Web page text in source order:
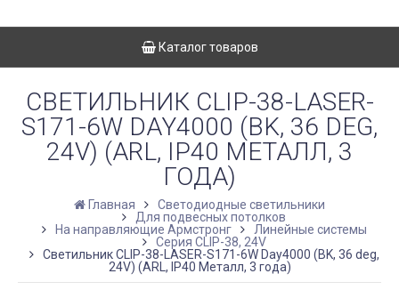
Каталог товаров
СВЕТИЛЬНИК CLIP-38-LASER-
S171-6W DAY4000 (BK, 36 DEG,
24V) (ARL, IP40 МЕТАЛЛ, 3
ГОДА)
Главная
Светодиодные светильники
Для подвесных потолков
На направляющие Армстронг
Линейные системы
Серия CLIP-38, 24V
Светильник CLIP-38-LASER-S171-6W Day4000 (BK, 36 deg,
24V) (ARL, IP40 Металл, 3 года)